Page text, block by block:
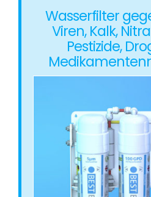
Wasserfilter
Viren, Kalk,
Pestizide,